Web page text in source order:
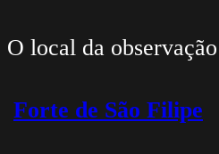
O local da
Forte de São Filipe